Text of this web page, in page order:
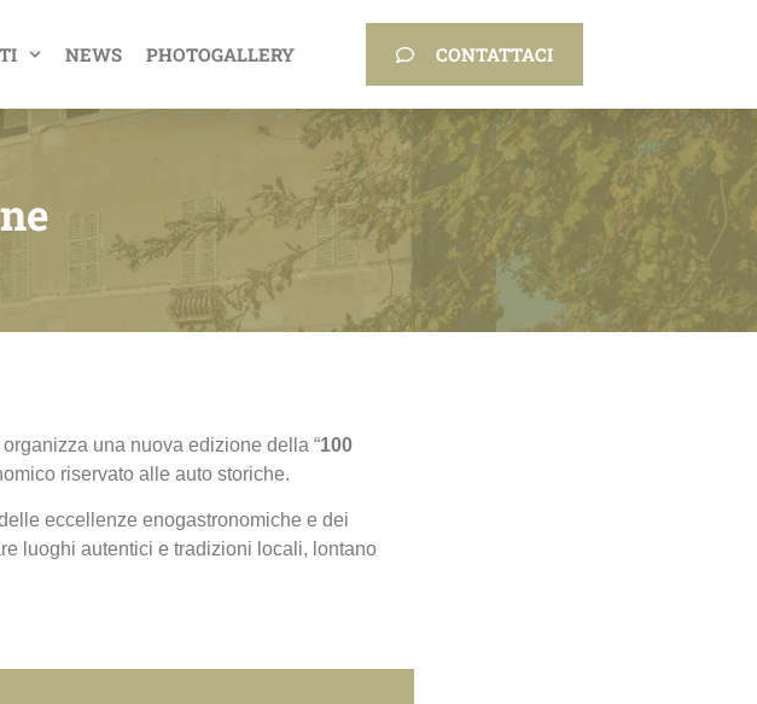
NEWS PHOTOGALLERY CONTATTACI
una nuova edizione della “100
riservato alle auto storiche.
eccellenze enogastronomiche e dei
luoghi autentici e tradizioni locali, lontano